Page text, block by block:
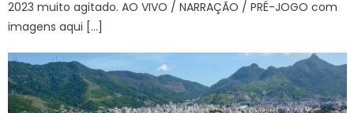
2023 muito agitado. AO VIVO / NARRAÇÃO / PRÉ-JOGO com
imagens aqui […]